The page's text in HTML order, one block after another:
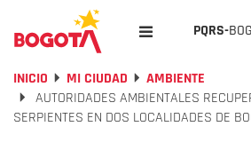
PQRS-
INICIO MI CIUDAD
AMBIENTE
AUTORIDADES AMBIENTALES
SERPIENTES EN DOS LOCALIDADES DE